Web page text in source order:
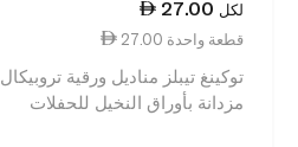
27.00 لكل
27.00 قطعة واحدة
توكينغ تيبلز مناديل ورقية تروبيكال
مزدانة بأوراق النخيل للحفلات